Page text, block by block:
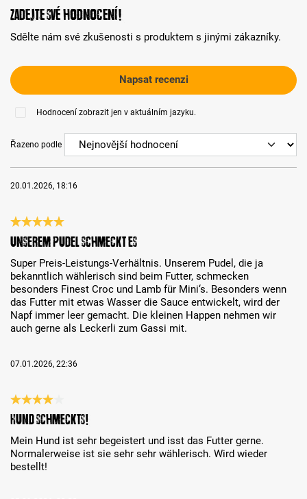
Zadejte své hodnocení!
Sdělte nám své zkušenosti s produktem s jinými zákazníky.
Napsat recenzi
Hodnocení zobrazit jen v aktuálním jazyku.
Řazeno podle
20.01.2026, 18:16
Recenze s hodnocením 5 z 5 hvězd
Unserem Pudel schmeckt es
Super Preis-Leistungs-Verhältnis. Unserem Pudel, die ja
bekanntlich wählerisch sind beim Futter, schmecken
besonders Finest Croc und Lamb für Mini‘s. Besonders wenn
das Futter mit etwas Wasser die Sauce entwickelt, wird der
Napf immer leer gemacht. Die kleinen Happen nehmen wir
auch gerne als Leckerli zum Gassi mit.
07.01.2026, 22:36
Recenze s hodnocením 4 z 5 hvězd
Hund schmeckts!
Mein Hund ist sehr begeistert und isst das Futter gerne.
Normalerweise ist sie sehr sehr wählerisch. Wird wieder
bestellt!